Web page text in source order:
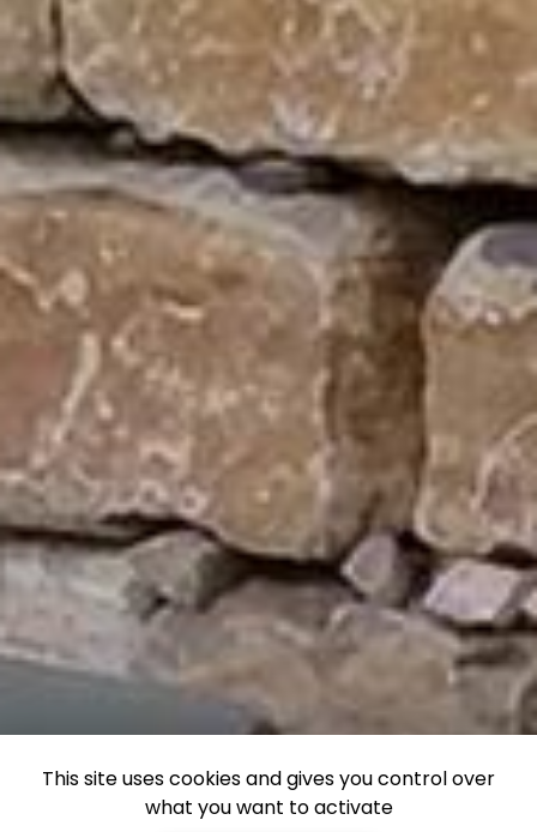
This site uses cookies and gives you control over
what you want to activate